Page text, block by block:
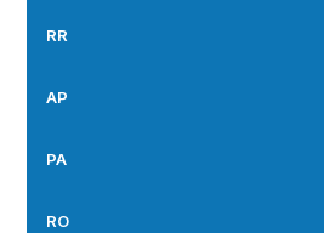
RR
AP
PA
RO